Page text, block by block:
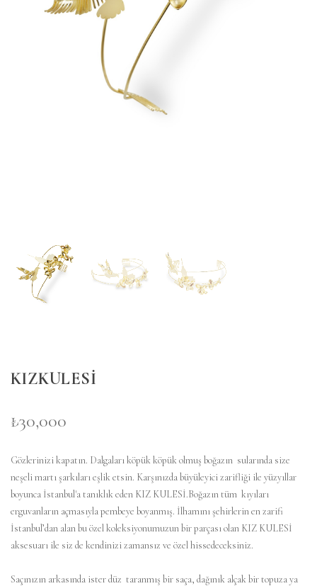
KIZKULESİ
₺30,000
Gözlerinizi kapatın. Dalgaları köpük köpük olmuş boğazın sularında size
neşeli martı şarkıları eşlik etsin. Karşınızda büyüleyici zarifliği ile yüzyıllar
boyunca İstanbul'a tanıklık eden KIZ KULESİ.Boğazın tüm kıyıları
erguvanların açmasıyla pembeye boyanmış. İlhamını şehirlerin en zarifi
İstanbul’dan alan bu özel koleksiyonumuzun bir parçası olan KIZ KULESİ
aksesuarı ile siz de kendinizi zamansız ve özel hissedeceksiniz.
Saçınızın arkasında ister düz taranmış bir saça, dağınık alçak bir topuza ya